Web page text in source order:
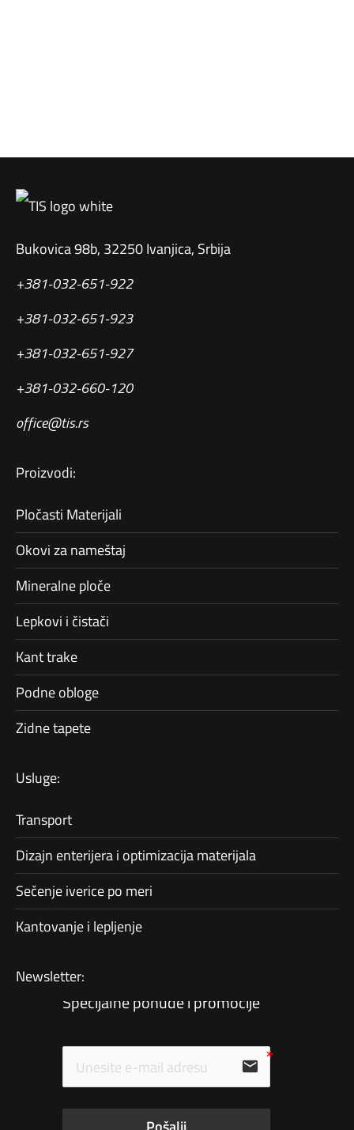
Bukovica 98b, 32250 Ivanjica, Srbija
+381-032-651-922
+381-032-651-923
+381-032-651-927
+381-032-660-120
office@tis.rs
Proizvodi:
Pločasti Materijali
Okovi za nameštaj
Mineralne ploče
Lepkovi i čistači
Kant trake
Podne obloge
Zidne tapete
Usluge:
Transport
Dizajn enterijera i optimizacija materijala
Sečenje iverice po meri
Kantovanje i lepljenje
Newsletter:
Specijalne ponude i promocije
email